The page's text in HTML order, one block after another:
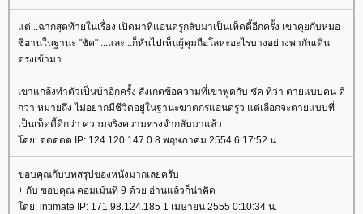
ต่...ฉากสุดท้ายในเรื่อง เปิดมาที่แอนดรูกลับมาเป็นเท็ดดี้อีกครั้ง เขาคุยกับหมอ
ชีฮานในฐานะ "ชัค" ...และ...ก็หันไปเห็นผู้คุมถือโลหะอะไรบางอย่างพากันเดิน
ตรงเข้ามา...
เขาแกล้งทำตัวเป็นบ้าอีกครั้ง สังเกตข้อความที่เขาพูดกับ ชัค ที่ว่า ตายแบบคน ดี
กว่า หมายถึง ไม่อยากมีชีวิตอยู่ในฐานะฆาตกรแอนดรูว แต่เลือกจะตายแบบที่
เป็นเท็ดดี้ดีกว่า ความจริงความทรงจำกลับมาแล้ว
ดย: ดดดดด IP: 124.120.147.0 8 พฤษภาคม 2554 6:17:52 น.
ขอบคุณกับบทสรุปของหนังมากเลยครับ
+ กับ ขอบคุณ คอมเม้นที่ 9 ด้วย อ่านแล้วก็น่าคิด
ดย: intimate IP: 171.98.124.185 1 เมษายน 2555 0:10:34 น.